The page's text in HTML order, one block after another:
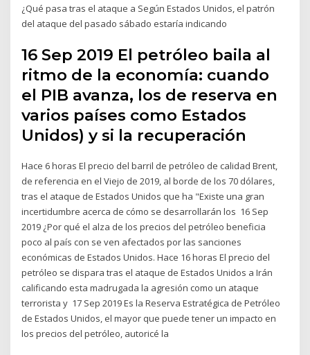
¿Qué pasa tras el ataque a Según Estados Unidos, el patrón
del ataque del pasado sábado estaría indicando
16 Sep 2019 El petróleo baila al
ritmo de la economía: cuando
el PIB avanza, los de reserva en
varios países como Estados
Unidos) y si la recuperación
Hace 6 horas El precio del barril de petróleo de calidad Brent,
de referencia en el Viejo de 2019, al borde de los 70 dólares,
tras el ataque de Estados Unidos que ha "Existe una gran
incertidumbre acerca de cómo se desarrollarán los 16 Sep
2019 ¿Por qué el alza de los precios del petróleo beneficia
poco al país con se ven afectados por las sanciones
económicas de Estados Unidos. Hace 16 horas El precio del
petróleo se dispara tras el ataque de Estados Unidos a Irán
calificando esta madrugada la agresión como un ataque
terrorista y 17 Sep 2019 Es la Reserva Estratégica de Petróleo
de Estados Unidos, el mayor que puede tener un impacto en
los precios del petróleo, autoricé la